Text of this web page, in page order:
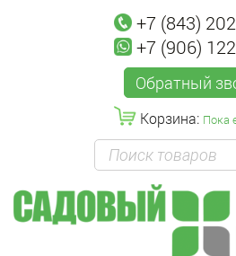
+7 (843)
+7 (906)
Обратный
Корзина: Пока